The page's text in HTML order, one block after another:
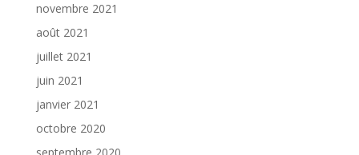
novembre 2021
août 2021
juillet 2021
juin 2021
janvier 2021
octobre 2020